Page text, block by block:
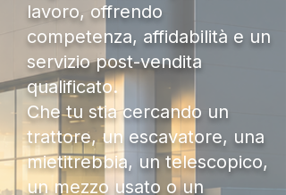
lavoro, offrendo
competenza, affidabilità e un
servizio post-vendita
qualificato.
Che tu stia cercando un
trattore, un escavatore, una
mietitrebbia, un telescopico,
un mezzo usato o un